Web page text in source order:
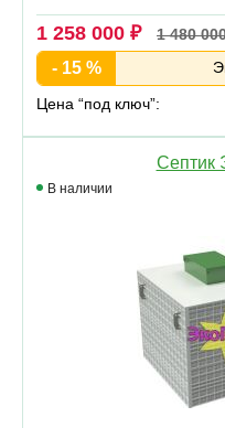
1 258 000 ₽ 1 480
- 15 %
Цена “под ключ”:
Септик
В наличии